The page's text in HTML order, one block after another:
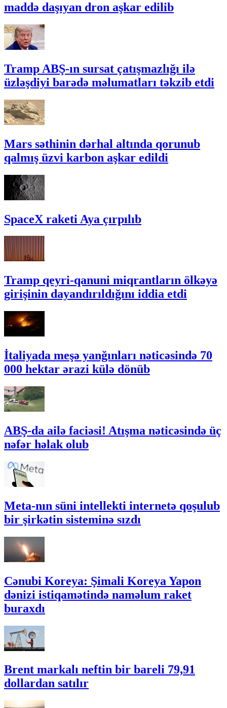
maddə daşıyan dron aşkar edilib
Tramp ABŞ-ın sursat çatışmazlığı ilə
üzləşdiyi barədə məlumatları təkzib etdi
Mars səthinin dərhal altında qorunub
qalmış üzvi karbon aşkar edildi
SpaceX raketi Aya çırpılıb
Tramp qeyri-qanuni miqrantların ölkəyə
girişinin dayandırıldığını iddia etdi
İtaliyada meşə yanğınları nəticəsində 70
000 hektar ərazi külə dönüb
ABŞ-da ailə faciəsi! Atışma nəticəsində üç
nəfər həlak olub
Meta-nın süni intellekti internetə qoşulub
bir şirkətin sisteminə sızdı
Cənubi Koreya: Şimali Koreya Yapon
dənizi istiqamətində naməlum raket
buraxdı
Brent markalı neftin bir bareli 79,91
dollardan satılır